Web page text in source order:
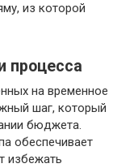
из которой
процесса
на временное
шаг, который
бюджета.
обеспечивает
избежать